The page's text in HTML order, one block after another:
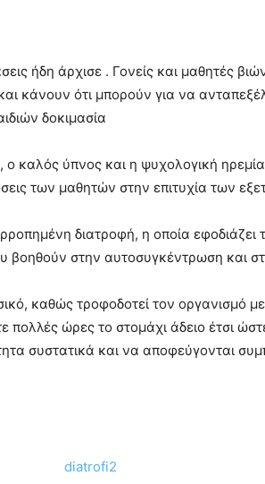
ήδη άρχισε . Γονείς και μαθητές
κάνουν ότι μπορούν για να
δοκιμασία
καλός ύπνος και η ψυχολογική ηρεμία
των μαθητών στην επιτυχία των
διατροφή, η οποία εφοδιάζει
βοηθούν στην αυτοσυγκέντρωση και
καθώς τροφοδοτεί τον οργανισμό
πολλές ώρες το στομάχι άδειο έτσι
συστατικά και να αποφεύγονται